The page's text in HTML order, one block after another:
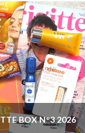
BOX N°3 2026